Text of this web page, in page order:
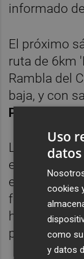
informado
El próximo
ruta de 6km
Rambla del
baja, y con
Pertiguero
La Rambla
entorno del
es un
forma parte
hace
por el mar.
Uso
datos
cookies
como
y datos